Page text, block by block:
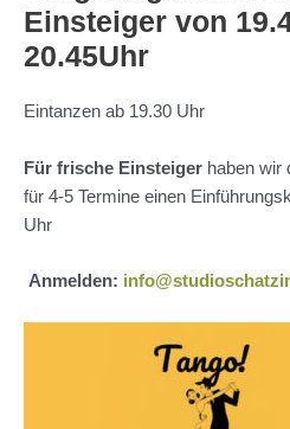
Einsteiger von
20.45Uhr
Eintanzen ab 19.30 Uhr
Für frische Einsteiger haben wir
für 4-5 Termine einen
Uhr
Anmelden: